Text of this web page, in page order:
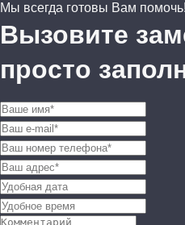
Мы всегда готовы Вам помочь!
Вызовите
просто